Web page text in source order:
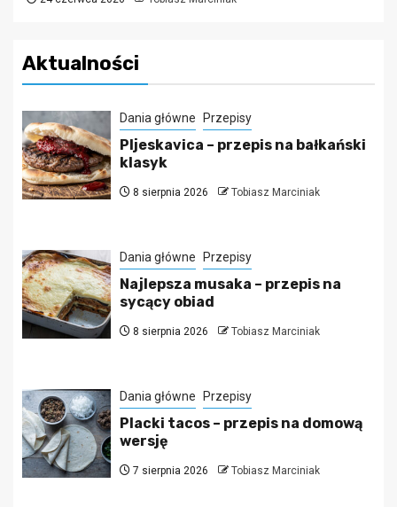
Aktualności
Dania główne Przepisy
Pljeskavica – przepis na bałkański
klasyk
8 sierpnia 2026 Tobiasz Marciniak
Dania główne Przepisy
Najlepsza musaka – przepis na
sycący obiad
8 sierpnia 2026 Tobiasz Marciniak
Dania główne Przepisy
Placki tacos – przepis na domową
wersję
7 sierpnia 2026 Tobiasz Marciniak